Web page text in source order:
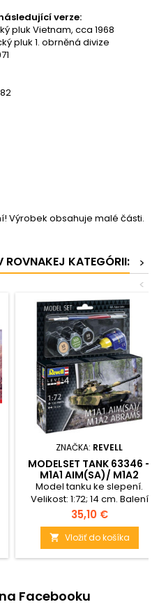
verze:
pluk Vietnam, cca 1968
pluk 1. obrněná divize
Výrobek obsahuje malé části.
KATEGÓRII:
>
<
ZNAČKA: REVELL
MODELSET TANK 63346 -
M1A1 AIM(SA)/ M1A2
ABRAMS (1:72)
Model tanku ke slepení.
Velikost: 1:72; 14 cm. Balení
obsahuje: 126 dílků ke
slepení, lepidlo, štětec a
barvičky.
Cena
35,10 €
 Vložiť do košíka
Facebooku